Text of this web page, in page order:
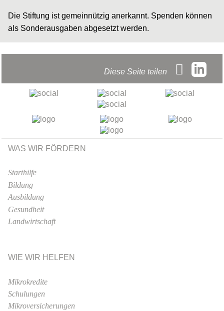
Die Stiftung ist gemeinnützig anerkannt. Spenden können
als Sonderausgaben abgesetzt werden.
Diese Seite teilen
WAS WIR FÖRDERN
Starthilfe
Bildung
Ausbildung
Gesundheit
Landwirtschaft
WIE WIR HELFEN
Mikrokredite
Schulungen
Mikroversicherungen